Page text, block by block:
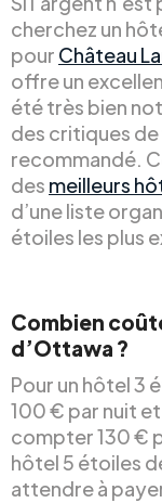
cherchez un
pour Château
offre un
été très bien
des critiques
recommandé.
des meilleurs
d’une liste
étoiles les plus
Combien
d’Ottawa ?
Pour un hôtel 3
100 € par nuit
compter 130 €
hôtel 5 étoiles
attendre à